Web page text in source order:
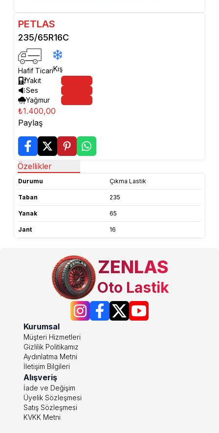
PETLAS
235/65R16C
Hafif TicariKış
Yakıt
Ses
Yağmur
₺1.400,00
Paylaş
Özellikler
Durumu Çıkma Lastik
Taban 235
Yanak 65
Jant 16
ZENLAS
Oto Lastik
Kurumsal
Müşteri Hizmetleri
Gizlilik Politikamız
Aydınlatma Metni
İletişim Bilgileri
Alışveriş
İade ve Değişim
Üyelik Sözleşmesi
Satış Sözleşmesi
KVKK Metni